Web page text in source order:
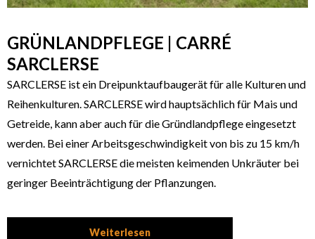
GRÜNLANDPFLEGE | CARRÉ
SARCLERSE
SARCLERSE ist ein Dreipunktaufbaugerät für alle Kulturen und
Reihenkulturen. SARCLERSE wird hauptsächlich für Mais und
Getreide, kann aber auch für die Gründlandpflege eingesetzt
werden. Bei einer Arbeitsgeschwindigkeit von bis zu 15 km/h
vernichtet SARCLERSE die meisten keimenden Unkräuter bei
geringer Beeinträchtigung der Pflanzungen.
Weiterlesen